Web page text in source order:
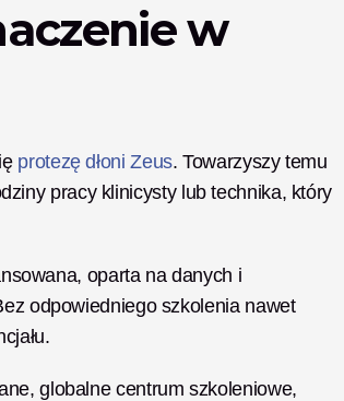
w
protezę dłoni Zeus. Towarzyszy temu
pracy klinicysty lub technika, który
oparta na danych i
odpowiedniego szkolenia nawet
globalne centrum szkoleniowe,